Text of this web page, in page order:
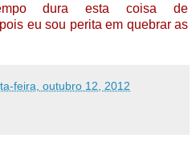
dura esta coisa de
eu sou perita em quebrar as
feira, outubro 12, 2012